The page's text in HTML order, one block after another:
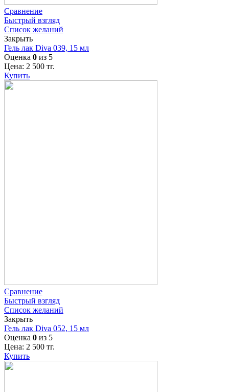
Сравнение
Быстрый взгляд
Список желаний
Закрыть
Гель лак Diva 039, 15 мл
Оценка 0 из 5
Цена: 2 500 тг.
Купить
Сравнение
Быстрый взгляд
Список желаний
Закрыть
Гель лак Diva 052, 15 мл
Оценка 0 из 5
Цена: 2 500 тг.
Купить